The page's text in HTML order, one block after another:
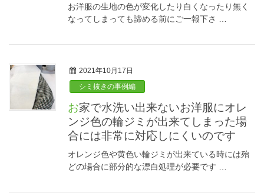
お洋服の生地の色が変化したり白くなったり無く
なってしまっても諦める前にご一報下さ …
2021年10月17日
シミ抜きの事例編
お家で水洗い出来ないお洋服にオレ
ンジ色の輪ジミが出来てしまった場
合には非常に対応しにくいのです
オレンジ色や黄色い輪ジミが出来ている時には殆
どの場合に部分的な漂白処理が必要です …